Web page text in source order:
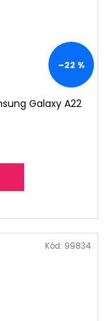
–22 %
Galaxy A22
Kód: 99834